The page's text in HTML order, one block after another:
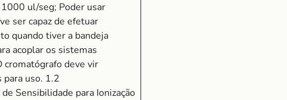
ul/seg; Poder usar
ser capaz de efetuar
quando tiver a bandeja
acoplar os sistemas
cromatógrafo deve vir
uso. 1.2
Sensibilidade para Ionização